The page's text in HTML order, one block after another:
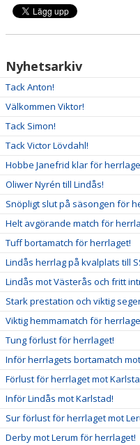
Nyhetsarkiv
Tack Anton!
Välkommen Viktor!
Tack Simon!
Tack Victor Lövdahl!
Hobbe Janefrid klar för
Oliwer Nyrén till Lindås!
Snöpligt slut på säsongen för
Helt avgörande match för
Tuff bortamatch för herrlaget!
Lindås herrlag på kvalplats till
Lindås mot Västerås och fritt
Stark prestation och viktig
Viktig hemmamatch för
Tung förlust för herrlaget!
Inför herrlagets bortamatch
Förlust för herrlaget mot
Inför Lindås mot Karlstad!
Sur förlust för herrlaget mot
Derby mot Lerum för herrlaget!